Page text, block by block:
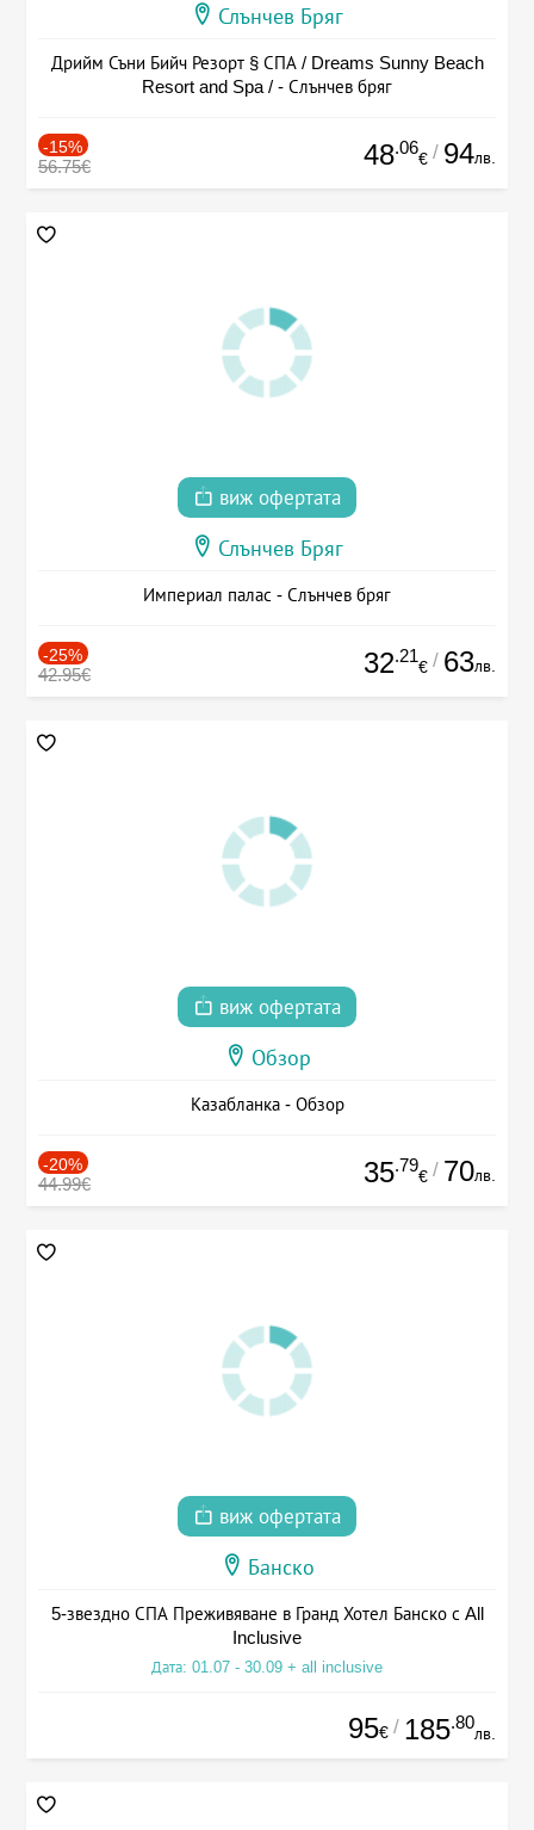
Слънчев Бряг
Дрийм Съни Бийч Резорт § СПА / Dreams Sunny Beach
Resort and Spa / - Слънчев бряг
-15%
56.75€ 48.06
€ / 94лв.
виж офертата
Слънчев Бряг
Империал палас - Слънчев бряг
-25%
42.95€ 32.21
€ / 63лв.
виж офертата
Обзор
Казабланка - Обзор
-20%
44.99€ 35.79
€ / 70лв.
виж офертата
Банско
5-звездно СПА Преживяване в Гранд Хотел Банско с All
Inclusive
Дата: 01.07 - 30.09 + all inclusive
95€ / 185.80
лв.